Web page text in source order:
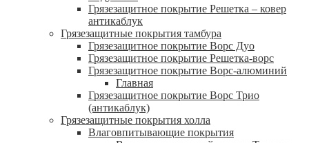
Грязезащитное покрытие Решетка – ковер
антикаблук
Грязезащитные покрытия тамбура
Грязезащитное покрытие Ворс Дуо
Грязезащитное покрытие Решетка-ворс
Грязезащитное покрытие Ворс-алюминий
Главная
Грязезащитное покрытие Ворс Трио
(антикаблук)
Грязезащитные покрытия холла
Влаговпитывающие покрытия